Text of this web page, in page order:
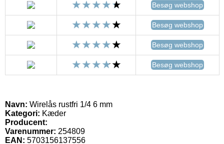
Besøg webshop
Besøg webshop
Besøg webshop
Besøg webshop
Navn: Wirelås rustfri 1/4 6 mm
Kategori: Kæder
Producent:
Varenummer: 254809
EAN: 5703156137556